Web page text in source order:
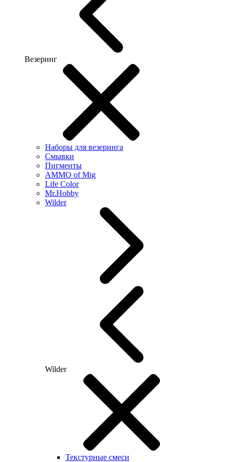
Везеринг
Наборы для везеринга
Смывки
Пигменты
AMMO of Mig
Life Color
Mr.Hobby
Wilder
Wilder
Текстурные смеси